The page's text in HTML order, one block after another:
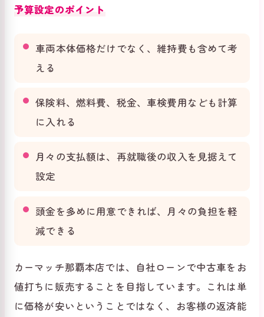
予算設定のポイント
車両本体価格だけでなく、維持費も含めて考
える
保険料、燃料費、税金、車検費用なども計算
に入れる
月々の支払額は、再就職後の収入を見据えて
設定
頭金を多めに用意できれば、月々の負担を軽
減できる
カーマッチ那覇本店では、自社ローンで中古車をお
値打ちに販売することを目指しています。これは単
に価格が安いということではなく、お客様の返済能